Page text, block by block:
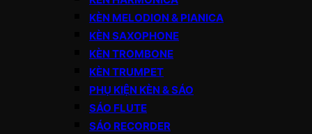
KÈN MELODION & PIANICA
KÈN SAXOPHONE
KÈN TROMBONE
KÈN TRUMPET
PHỤ KIỆN KÈN & SÁO
SÁO FLUTE
SÁO RECORDER